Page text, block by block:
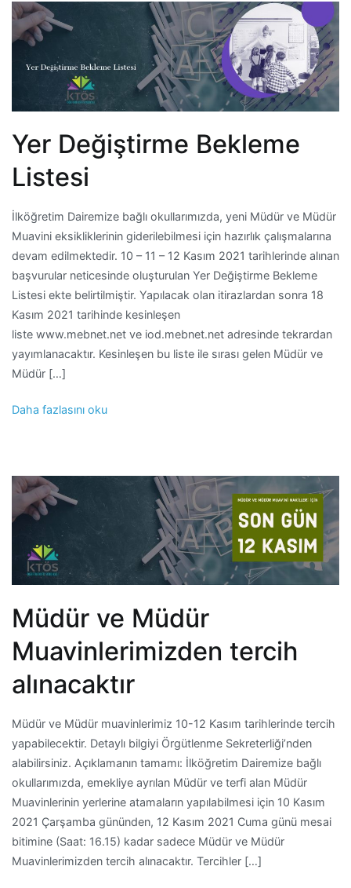
Yer Değiştirme Bekleme
Listesi
İlköğretim Dairemize bağlı okullarımızda, yeni Müdür ve Müdür
Muavini eksikliklerinin giderilebilmesi için hazırlık çalışmalarına
devam edilmektedir. 10 – 11 – 12 Kasım 2021 tarihlerinde alınan
başvurular neticesinde oluşturulan Yer Değiştirme Bekleme
Listesi ekte belirtilmiştir. Yapılacak olan itirazlardan sonra 18
Kasım 2021 tarihinde kesinleşen
liste www.mebnet.net ve iod.mebnet.net adresinde tekrardan
yayımlanacaktır. Kesinleşen bu liste ile sırası gelen Müdür ve
Müdür […]
Daha fazlasını oku
Müdür ve Müdür
Muavinlerimizden tercih
alınacaktır
Müdür ve Müdür muavinlerimiz 10-12 Kasım tarihlerinde tercih
yapabilecektir. Detaylı bilgiyi Örgütlenme Sekreterliği’nden
alabilirsiniz. Açıklamanın tamamı: İlköğretim Dairemize bağlı
okullarımızda, emekliye ayrılan Müdür ve terfi alan Müdür
Muavinlerinin yerlerine atamaların yapılabilmesi için 10 Kasım
2021 Çarşamba gününden, 12 Kasım 2021 Cuma günü mesai
bitimine (Saat: 16.15) kadar sadece Müdür ve Müdür
Muavinlerimizden tercih alınacaktır. Tercihler […]